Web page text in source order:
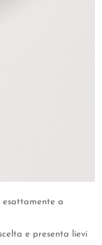
esattamente a
e presenta lievi